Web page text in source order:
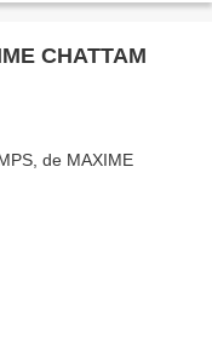
CHATTAM